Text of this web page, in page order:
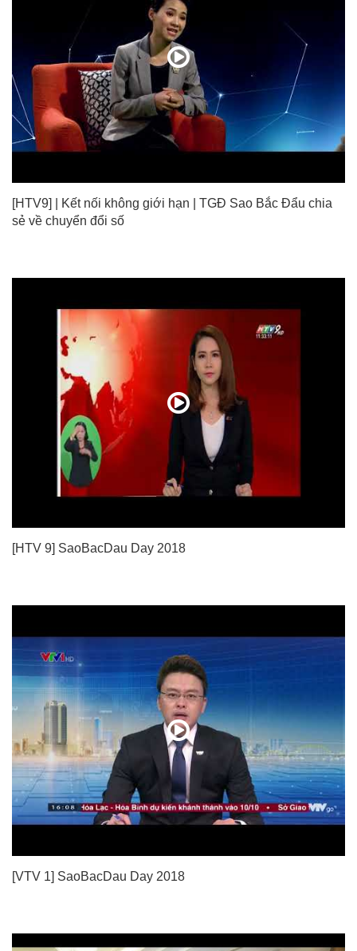
[HTV9] | Kết nối không giới hạn | TGĐ Sao Bắc Đẩu chia
sẻ về chuyển đổi số
[HTV 9] SaoBacDau Day 2018
[VTV 1] SaoBacDau Day 2018